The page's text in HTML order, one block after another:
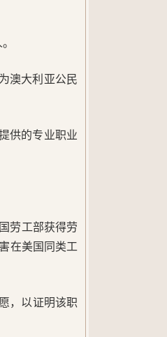
澳大利亚公民
供的专业职业
劳工部获得劳
在美国同类工
，以证明该职